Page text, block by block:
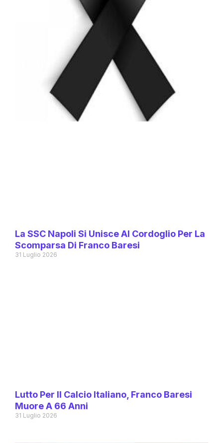
La SSC Napoli Si Unisce Al Cordoglio Per La
Scomparsa Di Franco Baresi
31 Luglio 2026
Lutto Per Il Calcio Italiano, Franco Baresi
Muore A 66 Anni
31 Luglio 2026